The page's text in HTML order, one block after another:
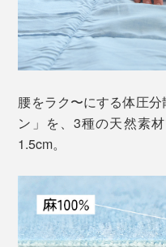
腰をラク〜にする体圧
ン」を、3種の天然素
1.5cm。